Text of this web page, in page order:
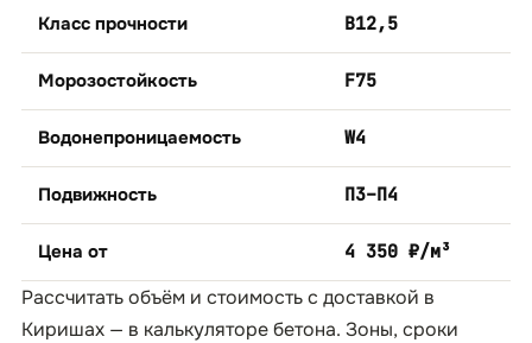
Класс прочности B12,5
Морозостойкость F75
Водонепроницаемость W4
Подвижность П3–П4
Цена от 4 350 ₽/м³
Рассчитать объём и стоимость с доставкой в
Киришах — в калькуляторе бетона. Зоны, сроки